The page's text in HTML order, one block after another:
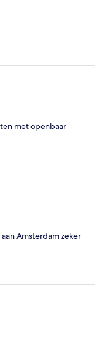
met openbaar
Amsterdam zeker